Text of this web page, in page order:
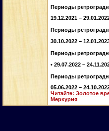
Периоды
19.12.2021 –
Периоды
30.10.2022 –
Периоды
• 29.07.2022 –
Периоды
05.06.2022 –
Читайте: Золотое
Меркурия